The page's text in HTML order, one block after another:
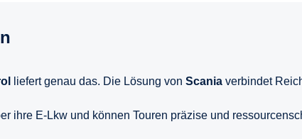
liefert genau das. Die Lösung von Scania verbindet
ihre E-Lkw und können Touren präzise und